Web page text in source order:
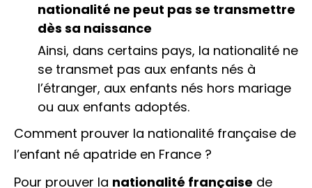
nationalité ne peut pas se transmettre
dès sa naissance
Ainsi, dans certains pays, la nationalité ne
se transmet pas aux enfants nés à
l’étranger, aux enfants nés hors mariage
ou aux enfants adoptés.
Comment prouver la nationalité française de
l’enfant né apatride en France ?
Pour prouver la nationalité française de